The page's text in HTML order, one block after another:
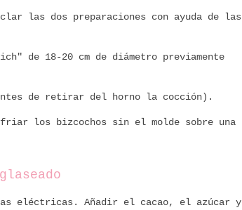
las dos preparaciones con ayuda de las
de 18-20 cm de diámetro previamente
antes de retirar del horno la cocción).
los bizcochos sin el molde sobre una
eléctricas. Añadir el cacao, el azúcar y